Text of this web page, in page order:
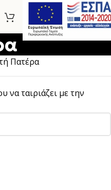
Πατέρα
να ταιριάζει με την